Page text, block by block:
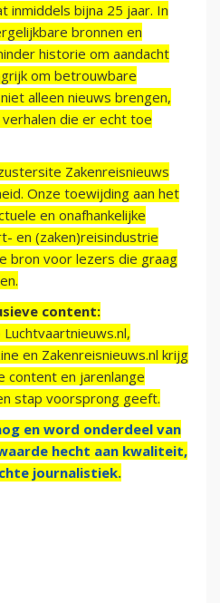
inmiddels bijna 25 jaar. In
bronnen en
historie om aandacht
om betrouwbare
alleen nieuws brengen,
die er echt toe
Zakenreisnieuws
Onze toewijding aan het
en onafhankelijke
en (zaken)reisindustrie
bron voor lezers die graag
content:
en Zakenreisnieuws.nl krijg
content en jarenlange
stap voorsprong geeft.
en word onderdeel van
hecht aan kwaliteit,
journalistiek.